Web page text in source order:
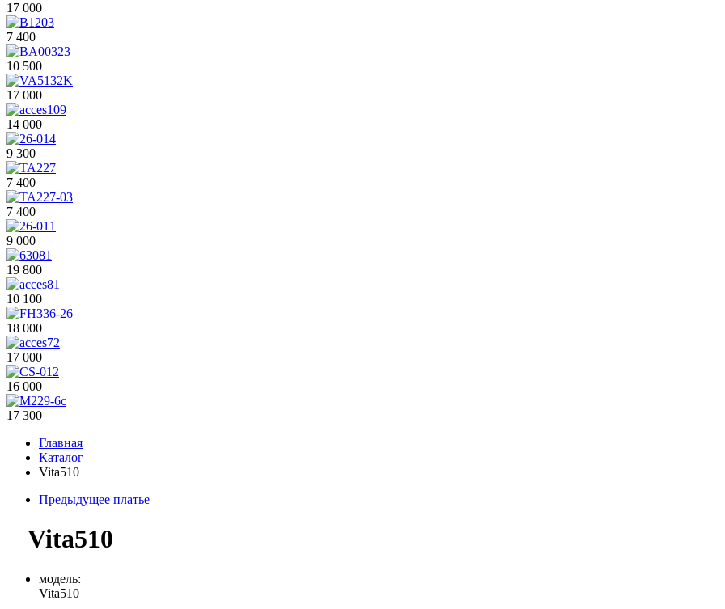
17 000
7 400
10 500
17 000
14 000
9 300
7 400
7 400
9 000
19 800
10 100
18 000
17 000
16 000
17 300
Главная
Каталог
Vita510
Предыдущее платье
Vita510
модель:
Vita510